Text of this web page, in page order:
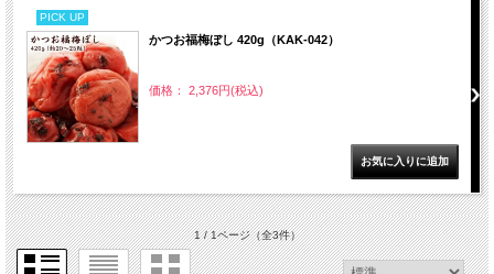
PICK UP
かつお福梅ぼし 420g（KAK-042）
価格： 2,376円(税込)
1 / 1ページ（全3件）